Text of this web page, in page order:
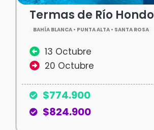
Termas de Río Hondo
BAHÍA BLANCA • PUNTA ALTA • SANTA ROSA
13 Octubre
20 Octubre
$774.900
$824.900